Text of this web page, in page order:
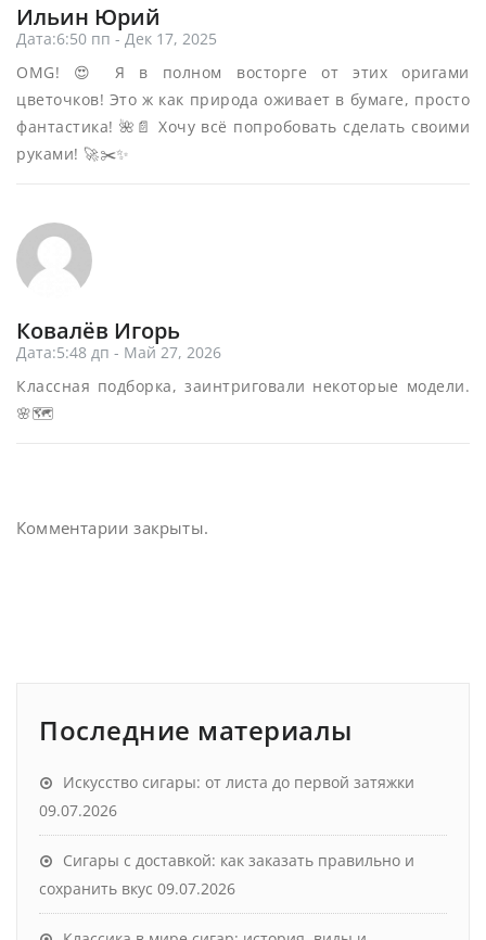
Ильин Юрий
Дата:6:50 пп - Дек 17, 2025
OMG! 😍 Я в полном восторге от этих оригами
цветочков! Это ж как природа оживает в бумаге, просто
фантастика! 🌺📄 Хочу всё попробовать сделать своими
руками! 🚀✂️✨
Ковалёв Игорь
Дата:5:48 дп - Май 27, 2026
Классная подборка, заинтриговали некоторые модели.
🌸🗺️
Комментарии закрыты.
Последние материалы
Искусство сигары: от листа до первой затяжки
09.07.2026
Сигары с доставкой: как заказать правильно и
сохранить вкус 09.07.2026